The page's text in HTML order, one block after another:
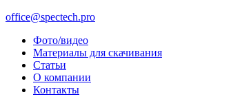
office@spectech.pro
Фото/видео
Материалы для скачивания
Статьи
О компании
Контакты